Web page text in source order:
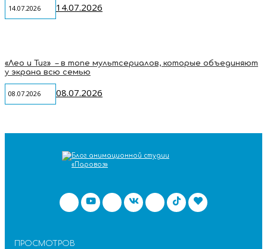
14.07.2026 14.07.2026
«Лео и Тиг» – в топе мультсериалов, которые объединяют
у экрана всю семью
08.07.2026 08.07.2026
ПРОСМОТРОВ